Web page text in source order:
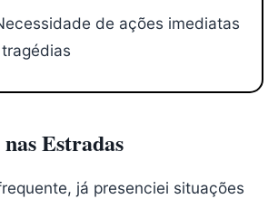
de ações imediatas
Estradas
já presenciei situações